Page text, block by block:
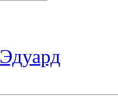
Эдуард